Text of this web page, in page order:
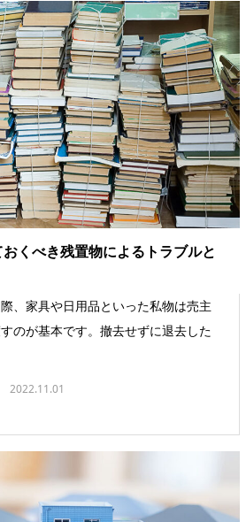
くべき残置物によるトラブルと
、家具や日用品といった私物は売主
のが基本です。撤去せずに退去した
2022.11.01